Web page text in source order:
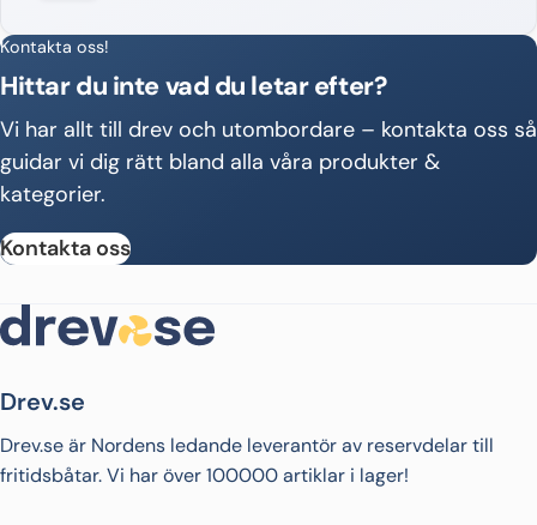
Kontakta oss!
Hittar du inte vad du letar efter?
Vi har allt till drev och utombordare – kontakta oss så
guidar vi dig rätt bland alla våra produkter &
kategorier.
Kontakta oss
Drev.se
Drev.se är Nordens ledande leverantör av reservdelar till
fritidsbåtar. Vi har över 100000 artiklar i lager!